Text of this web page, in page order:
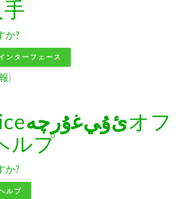
か?
ンターフェース
)
ﺉۇﻲﻏۇﺭچەオフ
ルプ
か?
ルプ